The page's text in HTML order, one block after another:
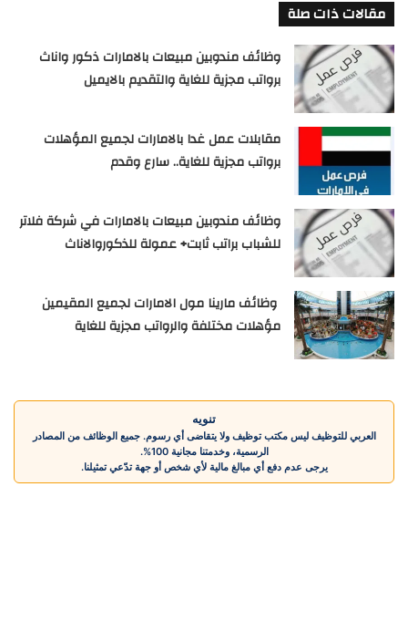
مقالات ذات صلة
وظائف مندوبين مبيعات بالامارات ذكور واناث
برواتب مجزية للغاية والتقديم بالايميل
مقابلات عمل غدا بالامارات لجميع المؤهلات
برواتب مجزية للغاية.. سارع وقدم
وظائف مندوبين مبيعات بالامارات في شركة فلاتر
للشباب براتب ثابت+ عمولة للذكوروالاناث
وظائف مارينا مول الامارات لجميع المقيمين
مؤهلات مختلفة والرواتب مجزية للغاية
تنويه
العربي للتوظيف ليس مكتب توظيف ولا يتقاضى أي رسوم. جميع الوظائف من المصادر
الرسمية، وخدمتنا مجانية 100%.
يرجى عدم دفع أي مبالغ مالية لأي شخص أو جهة تدّعي تمثيلنا.